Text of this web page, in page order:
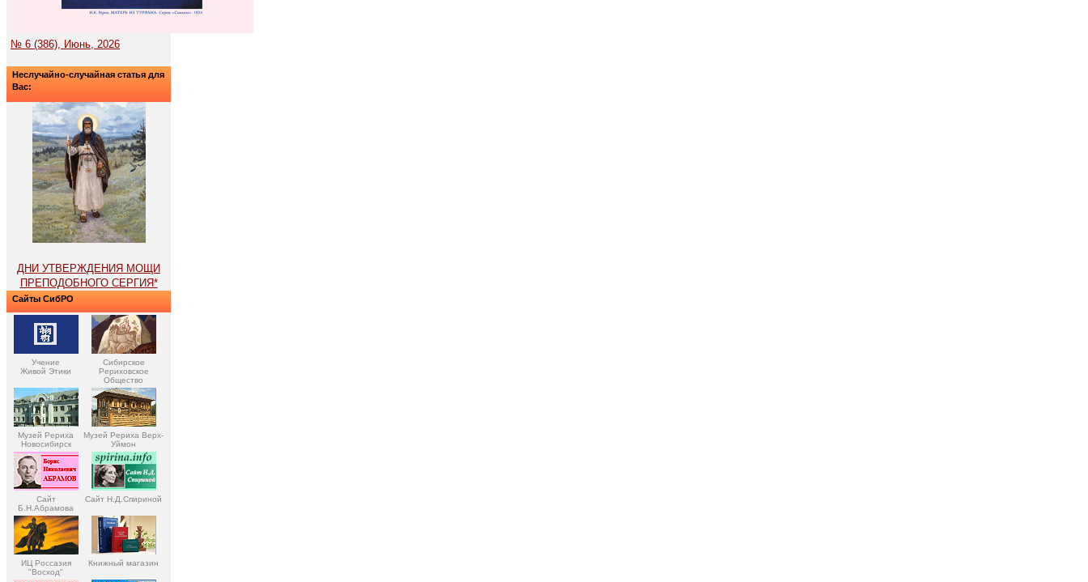
№ 6 (386), Июнь, 2026
Неслучайно-случайная статья для
Вас:
ДНИ УТВЕРЖДЕНИЯ МОЩИ
ПРЕПОДОБНОГО СЕРГИЯ*
Сайты СибРО
Учение
Живой Этики
Сибирское
Рериховское
Общество
Музей Рериха
Новосибирск
Музей Рериха Верх-
Уймон
Сайт
Б.Н.Абрамова
Сайт Н.Д.Спириной
ИЦ Россазия
"Восход"
Книжный магазин